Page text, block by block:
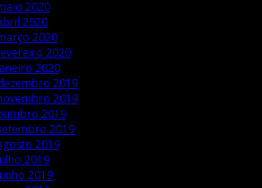
2020
2020
2020
2020
2020
2019
2019
2019
2019
2019
2019
2019